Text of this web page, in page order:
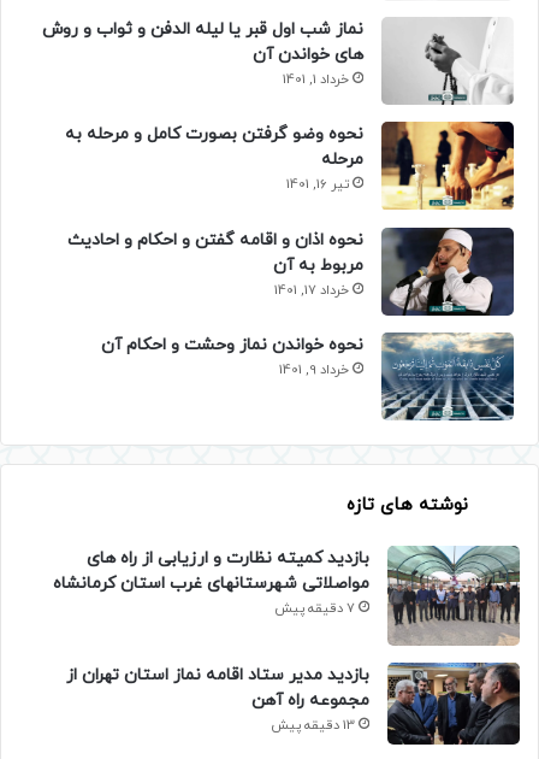
نماز شب اول قبر یا لیله الدفن و ثواب و روش
های خواندن آن
خرداد 1, 1401
نحوه وضو گرفتن بصورت کامل و مرحله به
مرحله
تیر 16, 1401
نحوه اذان و اقامه گفتن و احکام و احادیث
مربوط به آن
خرداد 17, 1401
نحوه خواندن نماز وحشت و احکام آن
خرداد 9, 1401
نوشته های تازه
بازدید کمیته نظارت و ارزیابی از راه های
مواصلاتی شهرستانهای غرب استان کرمانشاه
7 دقیقه پیش
بازدید مدیر ستاد اقامه نماز استان تهران از
مجموعه راه آهن
13 دقیقه پیش